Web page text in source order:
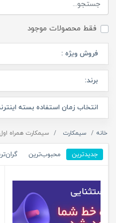
فقط محصولات موجود
فروش ویژه :
برند:
انتخاب زمان استفاده بسته
خانه سیمکارت سیمکارت همراه اول
جدیدترین محبوب‌ترین